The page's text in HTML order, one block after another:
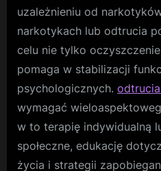
uzależnieniu od
narkotykach lub odtrucia
celu nie tylko
pomaga w stabilizacji
psychologicznych.
wymagać
w to terapię indywidualną
społeczne, edukację
życia i strategii